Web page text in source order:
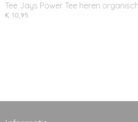
Tee Jays Power Tee heren organisch
€ 10,95